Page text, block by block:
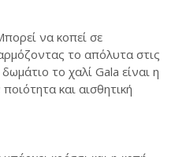
να κοπεί σε
το απόλυτα στις
το χαλί Gala είναι η
και αισθητική